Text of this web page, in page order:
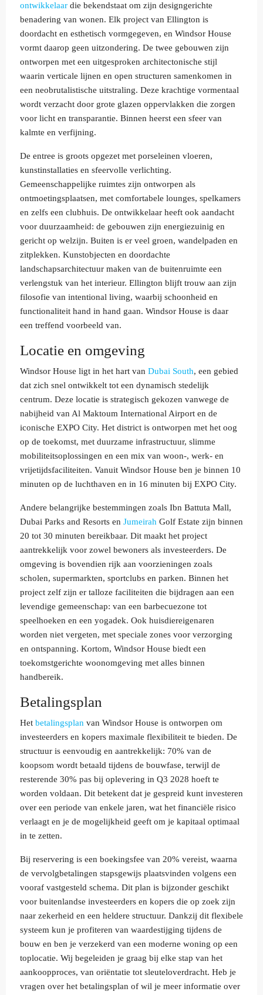
ontwikkelaar die bekendstaat om zijn designgerichte
benadering van wonen. Elk project van Ellington is
doordacht en esthetisch vormgegeven, en Windsor House
vormt daarop geen uitzondering. De twee gebouwen zijn
ontworpen met een uitgesproken architectonische stijl
waarin verticale lijnen en open structuren samenkomen in
een neobrutalistische uitstraling. Deze krachtige vormentaal
wordt verzacht door grote glazen oppervlakken die zorgen
voor licht en transparantie. Binnen heerst een sfeer van
kalmte en verfijning.
De entree is groots opgezet met porseleinen vloeren,
kunstinstallaties en sfeervolle verlichting.
Gemeenschappelijke ruimtes zijn ontworpen als
ontmoetingsplaatsen, met comfortabele lounges, spelkamers
en zelfs een clubhuis. De ontwikkelaar heeft ook aandacht
voor duurzaamheid: de gebouwen zijn energiezuinig en
gericht op welzijn. Buiten is er veel groen, wandelpaden en
zitplekken. Kunstobjecten en doordachte
landschapsarchitectuur maken van de buitenruimte een
verlengstuk van het interieur. Ellington blijft trouw aan zijn
filosofie van intentional living, waarbij schoonheid en
functionaliteit hand in hand gaan. Windsor House is daar
een treffend voorbeeld van.
Locatie en omgeving
Windsor House ligt in het hart van Dubai South, een gebied
dat zich snel ontwikkelt tot een dynamisch stedelijk
centrum. Deze locatie is strategisch gekozen vanwege de
nabijheid van Al Maktoum International Airport en de
iconische EXPO City. Het district is ontworpen met het oog
op de toekomst, met duurzame infrastructuur, slimme
mobiliteitsoplossingen en een mix van woon-, werk- en
vrijetijdsfaciliteiten. Vanuit Windsor House ben je binnen 10
minuten op de luchthaven en in 16 minuten bij EXPO City.
Andere belangrijke bestemmingen zoals Ibn Battuta Mall,
Dubai Parks and Resorts en Jumeirah Golf Estate zijn binnen
20 tot 30 minuten bereikbaar. Dit maakt het project
aantrekkelijk voor zowel bewoners als investeerders. De
omgeving is bovendien rijk aan voorzieningen zoals
scholen, supermarkten, sportclubs en parken. Binnen het
project zelf zijn er talloze faciliteiten die bijdragen aan een
levendige gemeenschap: van een barbecuezone tot
speelhoeken en een yogadek. Ook huisdiereigenaren
worden niet vergeten, met speciale zones voor verzorging
en ontspanning. Kortom, Windsor House biedt een
toekomstgerichte woonomgeving met alles binnen
handbereik.
Betalingsplan
Het betalingsplan van Windsor House is ontworpen om
investeerders en kopers maximale flexibiliteit te bieden. De
structuur is eenvoudig en aantrekkelijk: 70% van de
koopsom wordt betaald tijdens de bouwfase, terwijl de
resterende 30% pas bij oplevering in Q3 2028 hoeft te
worden voldaan. Dit betekent dat je gespreid kunt investeren
over een periode van enkele jaren, wat het financiële risico
verlaagt en je de mogelijkheid geeft om je kapitaal optimaal
in te zetten.
Bij reservering is een boekingsfee van 20% vereist, waarna
de vervolgbetalingen stapsgewijs plaatsvinden volgens een
vooraf vastgesteld schema. Dit plan is bijzonder geschikt
voor buitenlandse investeerders en kopers die op zoek zijn
naar zekerheid en een heldere structuur. Dankzij dit flexibele
systeem kun je profiteren van waardestijging tijdens de
bouw en ben je verzekerd van een moderne woning op een
toplocatie. Wij begeleiden je graag bij elke stap van het
aankoopproces, van oriëntatie tot sleuteloverdracht. Heb je
vragen over het betalingsplan of wil je meer informatie over